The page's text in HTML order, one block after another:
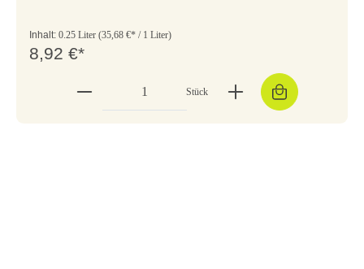
Inhalt: 0.25 Liter (35,68 €* / 1 Liter)
8,92 €*
Stück